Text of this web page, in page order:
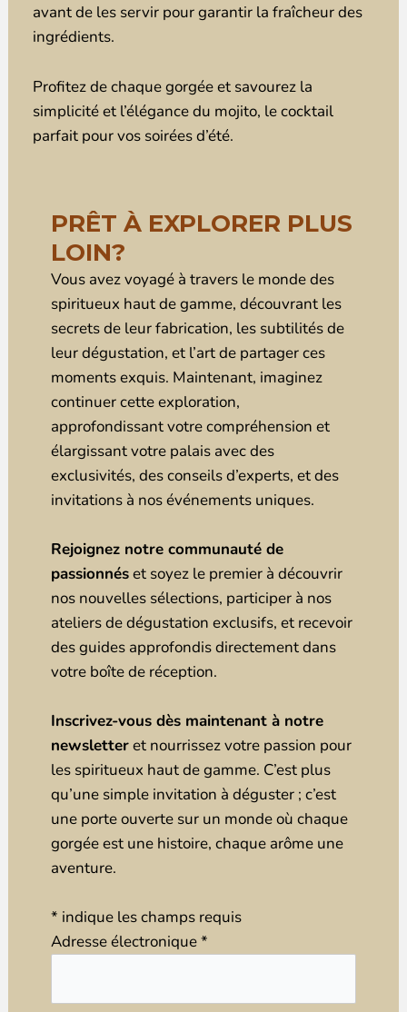
avant de les servir pour garantir la fraîcheur des
ingrédients.
Profitez de chaque gorgée et savourez la
simplicité et l’élégance du mojito, le cocktail
parfait pour vos soirées d’été.
PRÊT À EXPLORER PLUS
LOIN?
Vous avez voyagé à travers le monde des
spiritueux haut de gamme, découvrant les
secrets de leur fabrication, les subtilités de
leur dégustation, et l’art de partager ces
moments exquis. Maintenant, imaginez
continuer cette exploration,
approfondissant votre compréhension et
élargissant votre palais avec des
exclusivités, des conseils d’experts, et des
invitations à nos événements uniques.
Rejoignez notre communauté de
passionnéset soyez le premier à découvrir
nos nouvelles sélections, participer à nos
ateliers de dégustation exclusifs, et recevoir
des guides approfondis directement dans
votre boîte de réception.
Inscrivez-vous dès maintenant à notre
newsletteret nourrissez votre passion pour
les spiritueux haut de gamme. C’est plus
qu’une simple invitation à déguster ; c’est
une porte ouverte sur un monde où chaque
gorgée est une histoire, chaque arôme une
aventure.
* indique les champs requis
Adresse électronique*